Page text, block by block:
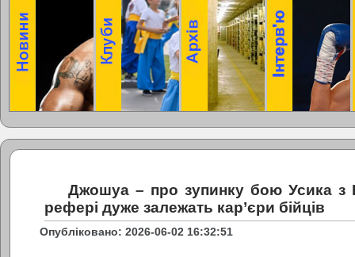
Джошуа – про зупинку бою Усика з
рефері дуже залежать кар’єри бійців
Опубліковано: 2026-06-02 16:32:51